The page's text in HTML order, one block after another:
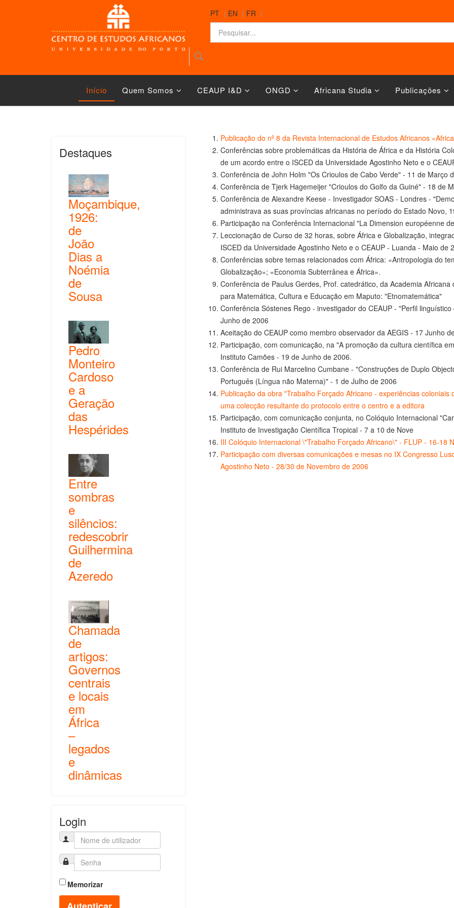
PT | EN | FR |
Início Quem Somos CEAUP I&D ONGD Africana Studia Publicações
Destaques
Moçambique,
1926:
de
João
Dias a
Noémia
de
Sousa
Pedro
Monteiro
Cardoso
e a
Geração
das
Hespérides
Entre
sombras
e
silêncios:
redescobrir
Guilhermina
de
Azeredo
Chamada
de
artigos:
Governos
centrais
e locais
em
África
–
legados
e
dinâmicas
Login
Memorizar
Publicação do nº 8 da Revista Internacional de Estudos Africanos
Conferências sobre problemáticas da História de África e da História
de um acordo entre o ISCED da Universidade Agostinho Neto e o
Conferência de John Holm "Os Crioulos de Cabo Verde" - 11 de Março
Conferência de Tjerk Hagemeijer "Crioulos do Golfo da Guiné" - 18 de
Conferência de Alexandre Keese - Investigador SOAS - Londres -
administrava as suas províncias africanas no período do Estado Novo,
Participação na Conferência Internacional "La Dimension européenne
Leccionação de Curso de 32 horas, sobre África e Globalização,
ISCED da Universidade Agostinho Neto e o CEAUP - Luanda - Maio de
Conferências sobre temas relacionados com África: «Antropologia do
Globalização»; «Economia Subterrânea e África».
Conferência de Paulus Gerdes, Prof. catedrático, da Academia
para Matemática, Cultura e Educação em Maputo: "Etnomatemática"
Conferência Sóstenes Rego - investigador do CEAUP - "Perfil
Junho de 2006
Aceitação do CEAUP como membro observador da AEGIS - 17 Junho
Participação, com comunicação, na "A promoção da cultura científica
Instituto Camões - 19 de Junho de 2006.
Conferência de Rui Marcelino Cumbane - "Construções de Duplo
Português (Língua não Materna)" - 1 de Julho de 2006
Publicação da obra "Trabalho Forçado Africano - experiências
uma colecção resultante do protocolo entre o centro e a editora
Participação, com comunicação conjunta, no Colóquio Internacional
Instituto de Investigação Científica Tropical - 7 a 10 de Nove
III Colóquio Internacional \"Trabalho Forçado Africano\" - FLUP - 16-18
Participação com diversas comunicações e mesas no IX Congresso
Agostinho Neto - 28/30 de Novembro de 2006